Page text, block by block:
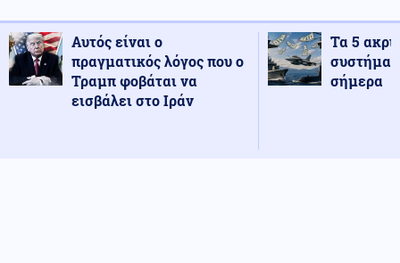
Αυτός είναι ο
πραγματικός λόγος που ο
Τραμπ φοβάται να
εισβάλει στο Ιράν
Τα 5
σήμερα